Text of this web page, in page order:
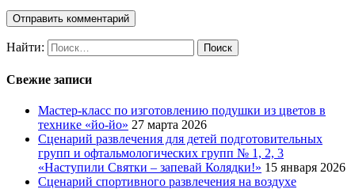
Найти:
Свежие записи
Мастер-класс по изготовлению подушки из цветов в
технике «йо-йо» 27 марта 2026
Сценарий развлечения для детей подготовительных
групп и офтальмологических групп № 1, 2, 3
«Наступили Святки – запевай Колядки!» 15 января 2026
Сценарий спортивного развлечения на воздухе